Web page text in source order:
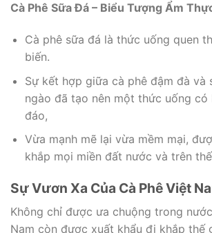
Cà Phê Sữa Đá – Biểu Tượng Ẩm
Cà phê sữa đá là thức uống quen
biến.
Sự kết hợp giữa cà phê đậm đà và
ngào đã tạo nên một thức uống có
đáo,
Vừa mạnh mẽ lại vừa mềm mại,
khắp mọi miền đất nước và trên
Sự Vươn Xa Của Cà Phê Việt
Không chỉ được ưa chuộng trong
Nam còn được xuất khẩu đi khắp thế